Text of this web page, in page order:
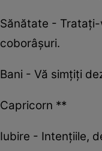
Sănătate -
coborâșuri.
Bani - Vă simțiți
Capricorn **
Iubire - Intențiile,